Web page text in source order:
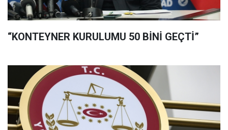
“KONTEYNER KURULUMU 50 BİNİ GEÇTİ”